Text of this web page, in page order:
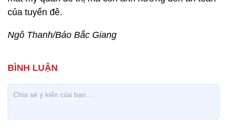
của tuyến đê.
Ngô Thanh/Báo Bắc Giang